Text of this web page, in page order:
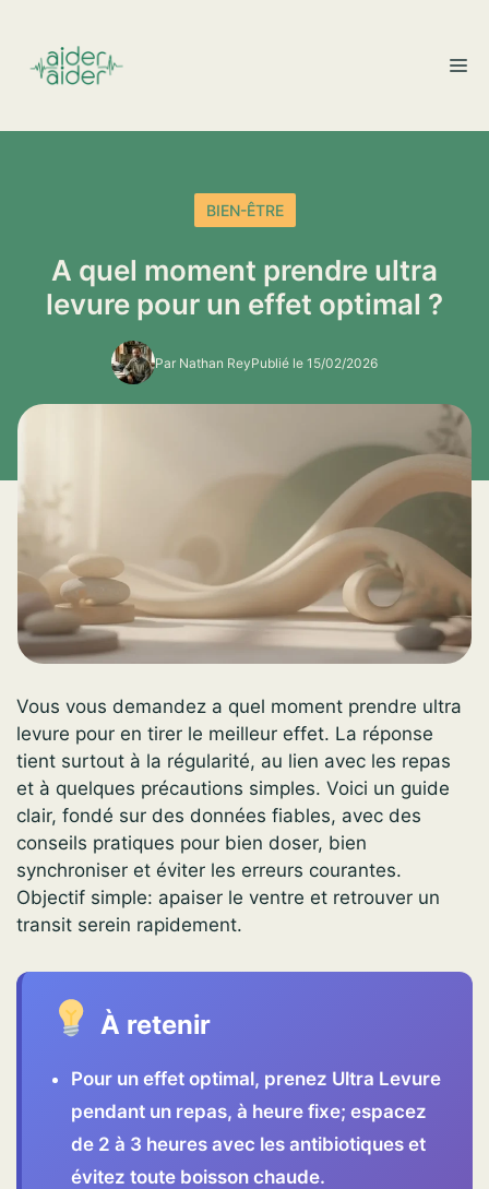
contenu
BIEN-ÊTRE
A quel moment prendre ultra
levure pour un effet optimal ?
Par Nathan ReyPublié le 15/02/2026
Vous vous demandez a quel moment prendre ultra
levure pour en tirer le meilleur effet. La réponse
tient surtout à la régularité, au lien avec les repas
et à quelques précautions simples. Voici un guide
clair, fondé sur des données fiables, avec des
conseils pratiques pour bien doser, bien
synchroniser et éviter les erreurs courantes.
Objectif simple: apaiser le ventre et retrouver un
transit serein rapidement.
À retenir
Pour un effet optimal, prenez Ultra Levure
pendant un repas, à heure fixe; espacez
de 2 à 3 heures avec les antibiotiques et
évitez toute boisson chaude.